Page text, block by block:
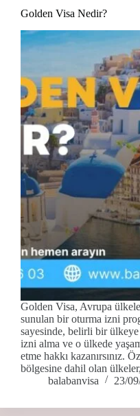
Golden Visa Nedir?
Golden Visa, Avrupa
sunulan bir oturma izni
sayesinde, belirli bir ülkeye
izni alma ve o ülkede
etme hakkı kazanırsınız.
bölgesine dahil olan
balabanvisa
23/